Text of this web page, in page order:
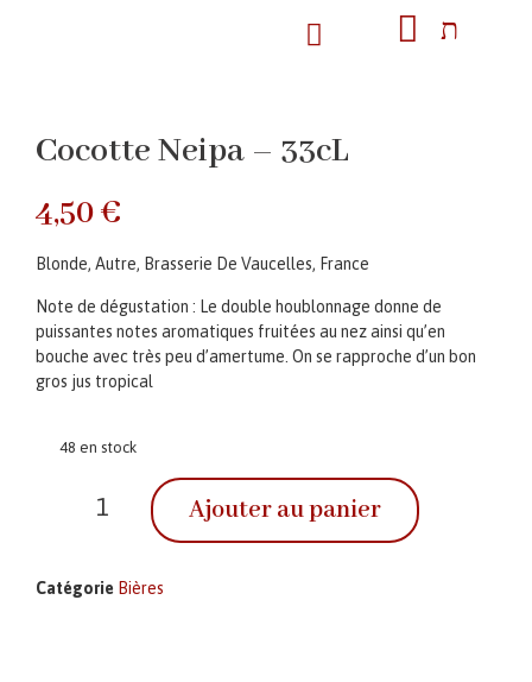
Cocotte Neipa – 33cL
4,50€
Blonde, Autre, Brasserie De Vaucelles, France
Note de dégustation : Le double houblonnage donne de
puissantes notes aromatiques fruitées au nez ainsi qu’en
bouche avec très peu d’amertume. On se rapproche d’un bon
gros jus tropical
48 en stock
Ajouter au panier
Catégorie Bières